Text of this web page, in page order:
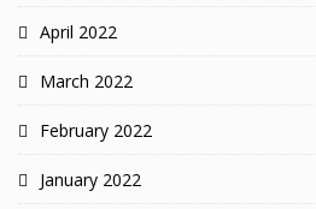
April 2022
March 2022
February 2022
January 2022